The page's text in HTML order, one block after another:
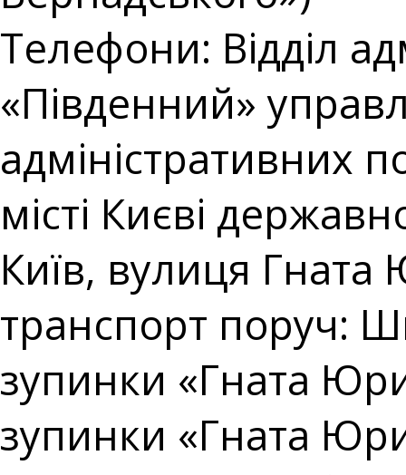
Телефони: Відділ
«Південний»
адміністративних
місті Києві
Київ, вулиця
транспорт поруч:
зупинки «Гната
зупинки «Гната